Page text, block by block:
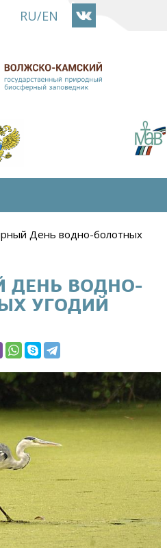
RU/EN
День водно-болотных
ДЕНЬ ВОДНО-
УГОДИЙ